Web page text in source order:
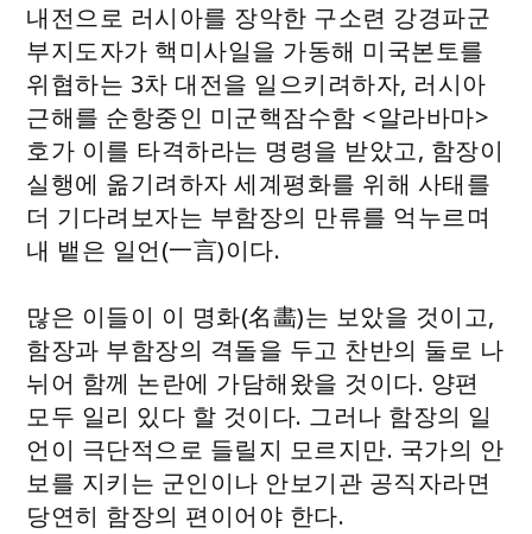
내전으로 러시아를 장악한 구소련 강경파군
부지도자가 핵미사일을 가동해 미국본토를
위협하는 3차 대전을 일으키려하자, 러시아
근해를 순항중인 미군핵잠수함 <알라바마>
호가 이를 타격하라는 명령을 받았고, 함장이
실행에 옮기려하자 세계평화를 위해 사태를
더 기다려보자는 부함장의 만류를 억누르며
내 뱉은 일언(一言)이다.
많은 이들이 이 명화(名畵)는 보았을 것이고,
함장과 부함장의 격돌을 두고 찬반의 둘로 나
뉘어 함께 논란에 가담해왔을 것이다. 양편
모두 일리 있다 할 것이다. 그러나 함장의 일
언이 극단적으로 들릴지 모르지만. 국가의 안
보를 지키는 군인이나 안보기관 공직자라면
당연히 함장의 편이어야 한다.